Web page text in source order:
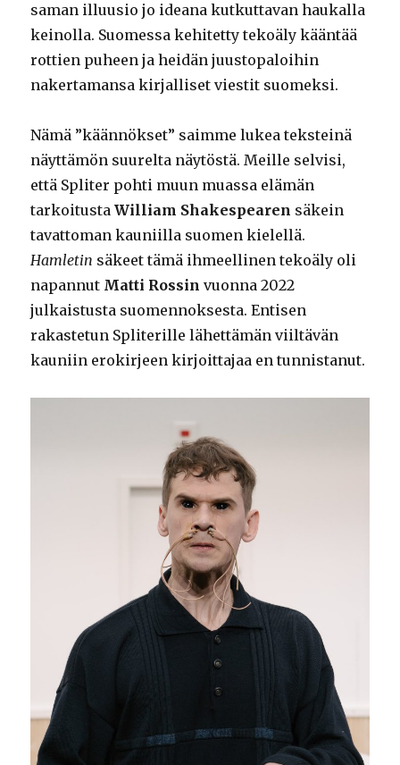
saman illuusio jo ideana kutkuttavan haukalla
keinolla. Suomessa kehitetty tekoäly kääntää
rottien puheen ja heidän juustopaloihin
nakertamansa kirjalliset viestit suomeksi.
Nämä ”käännökset” saimme lukea teksteinä
näyttämön suurelta näytöstä. Meille selvisi,
että Spliter pohti muun muassa elämän
tarkoitustaWilliam Shakespearen säkein
tavattoman kauniilla suomen kielellä.
Hamletin säkeet tämä ihmeellinen tekoäly oli
napannut Matti Rossin vuonna 2022
julkaistusta suomennoksesta. Entisen
rakastetun Spliterille lähettämän viiltävän
kauniin erokirjeen kirjoittajaa en tunnistanut.